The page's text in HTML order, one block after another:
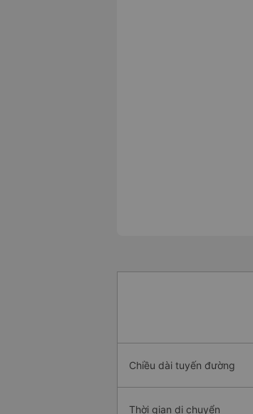
Chiều dài tuyến đường
Thời gian di chuyển